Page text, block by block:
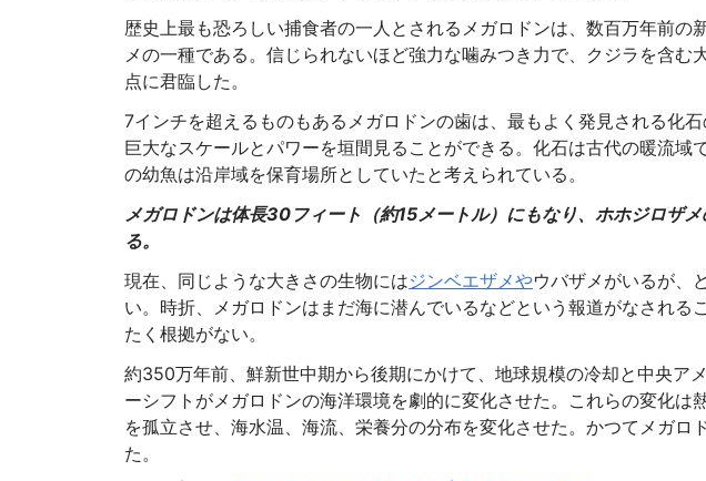
歴史上最も恐ろしい捕食者の一人とされるメガロドンは、数百万年前の
メの一種である。信じられないほど強力な噛みつき力で、クジラを含む
点に君臨した。
7インチを超えるものもあるメガロドンの歯は、最もよく発見される化
巨大なスケールとパワーを垣間見ることができる。化石は古代の暖流域
の幼魚は沿岸域を保育場所としていたと考えられている。
メガロドンは体長30フィート（約15メートル）にもなり、ホホジロザ
る。
現在、同じような大きさの生物にはジンベエザメやウバザメがいるが、
い。時折、メガロドンはまだ海に潜んでいるなどという報道がなされる
たく根拠がない。
約350万年前、鮮新世中期から後期にかけて、地球規模の冷却と中央ア
ーシフトがメガロドンの海洋環境を劇的に変化させた。これらの変化は
を孤立させ、海水温、海流、栄養分の分布を変化させた。かつてメガロ
た。